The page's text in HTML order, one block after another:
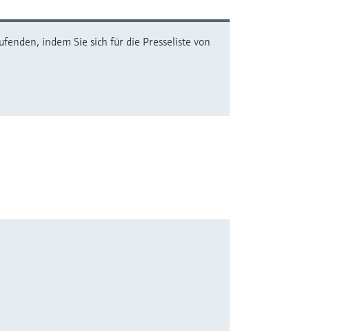
indem Sie sich für die Presseliste von